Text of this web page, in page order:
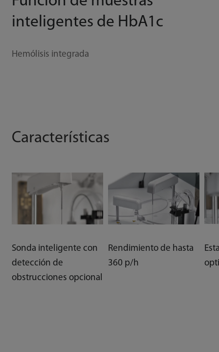
inteligentes de HbA1c
Hemólisis integrada
Características
Sonda inteligente con
detección de
obstrucciones opcional
Rendimiento de hasta
360 p/h